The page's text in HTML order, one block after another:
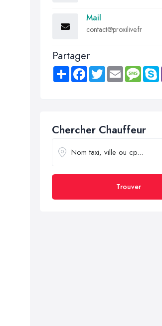
Mail
contact@proxilive.fr
Partager
Share FacebookTwitter Email
Chercher Chauffeur
Trouver